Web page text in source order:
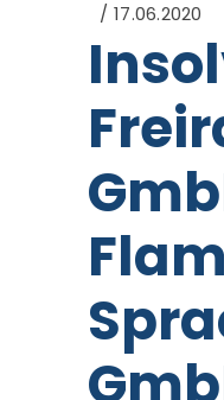
17.06.2020